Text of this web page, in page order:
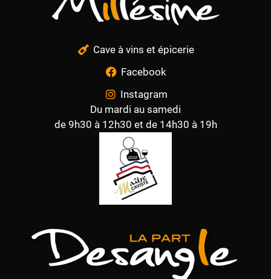
Cave à vins et épicerie
Facebook
Instagram
Du mardi au samedi
de 9h30 à 12h30 et de 14h30 à 19h